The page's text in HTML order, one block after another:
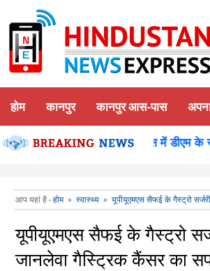
होम कानपुर कानपुर आस-पास
पूजन कानपुर-समाधान दिवस में डीएम के
आप यहां है - होम» स्वास्थ्य » यूपीयूएमएस सैफई के गैस्ट्रो
यूपीयूएमएस सैफई के गैस्ट्रो
जानलेवा गैस्ट्रिक कैंसर का